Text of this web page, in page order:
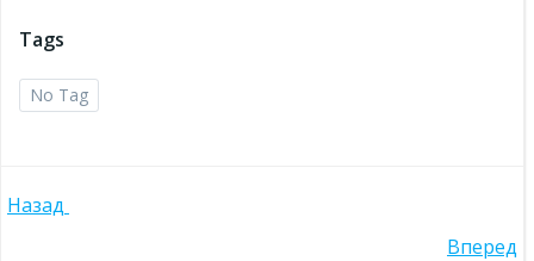
Tags
No Tag
Навигация
Назад
Вперед